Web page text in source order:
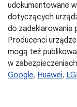
udokumentowane
dotyczących
do zadeklarowania
Producenci
mogą też
w
Google, Huawei,